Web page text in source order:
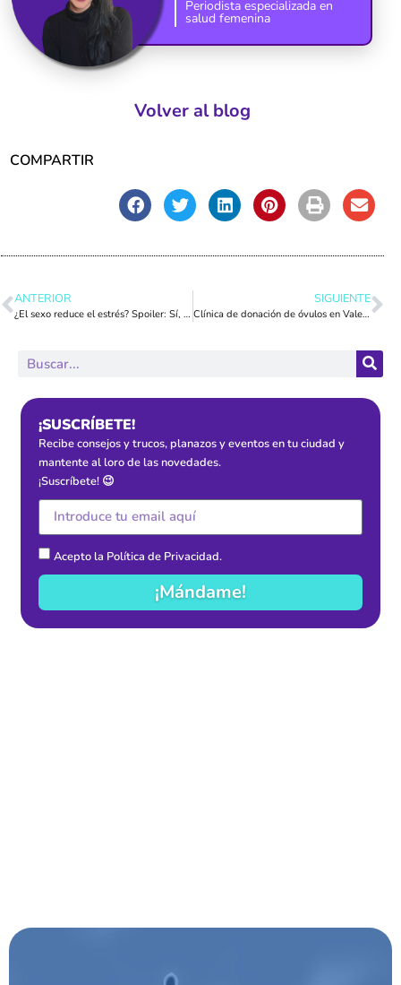
Periodista especializada en
salud femenina
Volver al blog
COMPARTIR
ANTERIOR
¿El sexo reduce el estrés? Spoiler: Sí, y te contamos por qué
SIGUIENTE
Clínica de donación de óvulos en Valencia: ¿Dónde donar?
¡SUSCRÍBETE!
Recibe consejos y trucos, planazos y eventos en tu ciudad y
mantente al loro de las novedades.
¡Suscríbete! 😉
Acepto la Política de Privacidad.
¡Mándame!